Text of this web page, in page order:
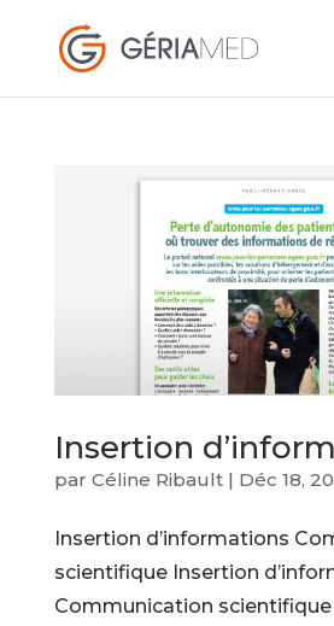
Insertion
par Céline Ribault| Déc 18,
Insertion d’informations
scientifique Insertion
Communication